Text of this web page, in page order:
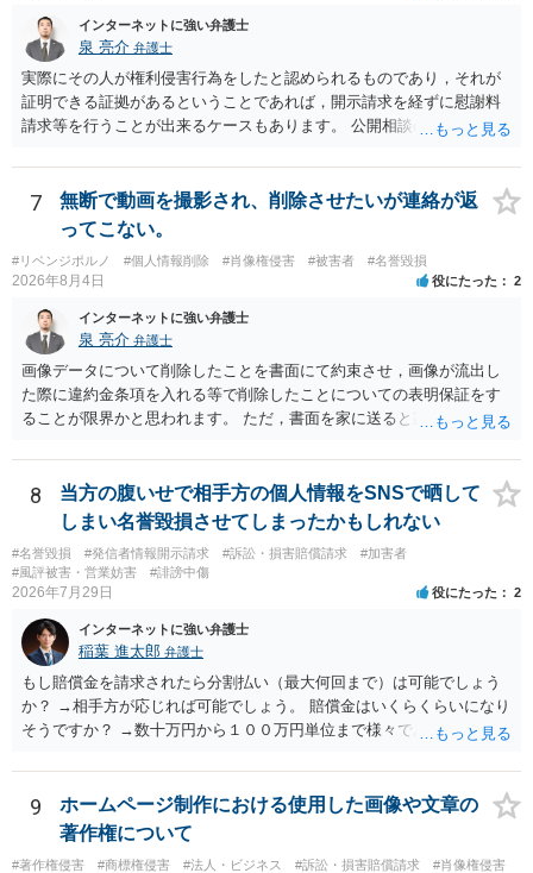
インターネットに強い弁護士
泉 亮介 弁護士
実際にその人が権利侵害行為をしたと認められるものであり，それが
証明できる証拠があるということであれば，開示請求を経ずに慰謝料
請求等を行うことが出来るケースもあります。 公開相談の場では回答
に個別に相談されると良いでしょう。
7
無断で動画を撮影され、削除させたいが連絡が返
ってこない。
#リベンジポルノ #個人情報削除 #肖像権侵害 #被害者 #名誉毀損
2026年8月4日 役にたった 2
インターネットに強い弁護士
泉 亮介 弁護士
画像データについて削除したことを書面にて約束させ，画像が流出し
た際に違約金条項を入れる等で削除したことについての表明保証をす
ることが限界かと思われます。 ただ，書面を家に送ると家族に不貞行
除等を求めることは避けたほうが良いかと思われます。
8
当方の腹いせで相手方の個人情報をSNSで晒して
しまい名誉毀損させてしまったかもしれない
#名誉毀損 #発信者情報開示請求 #訴訟・損害賠償請求
#加害者
#風評被害・営業妨害
#誹謗中傷
2026年7月29日 役にたった 2
インターネットに強い弁護士
稲葉 進太郎 弁護士
もし賠償金を請求されたら分割払い（最大何回まで）は可能でしょう
か？ →相手方が応じれば可能でしょう。 賠償金はいくらくらいになり
そうですか？ →数十万円から１００万円単位まで様々であり、不明で
渉が行われ、双方合意に至れば支払が開始され、決裂して相手方が訴
訟提起を選択すれば訴訟の中で解決がなされる流れが通常です。
9
ホームページ制作における使用した画像や文章の
著作権について
#著作権侵害 #商標権侵害 #法人・ビジネス #訴訟・損害賠償請求 #肖像権侵害